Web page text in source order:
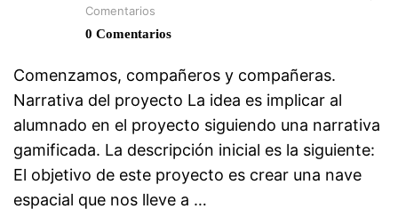
Comentarios
0 Comentarios
Comenzamos, compañeros y compañeras.
Narrativa del proyecto La idea es implicar al
alumnado en el proyecto siguiendo una narrativa
gamificada. La descripción inicial es la siguiente:
El objetivo de este proyecto es crear una nave
espacial que nos lleve a …